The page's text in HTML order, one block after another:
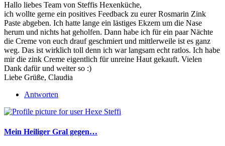
Hallo liebes Team von Steffis Hexenküche,
ich wollte gerne ein positives Feedback zu eurer Rosmarin Zink
Paste abgeben. Ich hatte lange ein lästiges Ekzem um die Nase
herum und nichts hat geholfen. Dann habe ich für ein paar Nächte
die Creme von euch drauf geschmiert und mittlerweile ist es ganz
weg. Das ist wirklich toll denn ich war langsam echt ratlos. Ich habe
mir die zink Creme eigentlich für unreine Haut gekauft. Vielen
Dank dafür und weiter so :)
Liebe Grüße, Claudia
Antworten
Mein Heiliger Gral gegen…